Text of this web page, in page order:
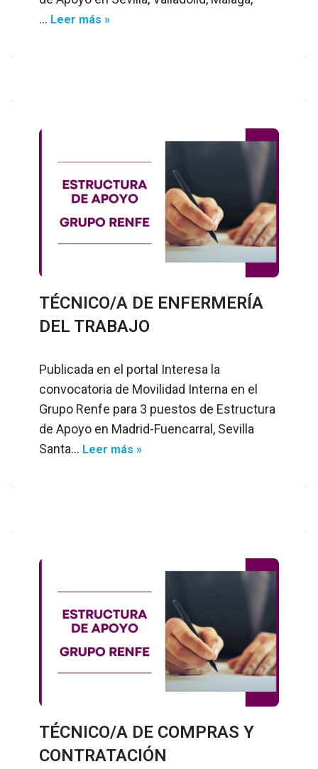
… Leer más »
TÉCNICO/A DE ENFERMERÍA
DEL TRABAJO
Publicada en el portal Interesa la
convocatoria de Movilidad Interna en el
Grupo Renfe para 3 puestos de Estructura
de Apoyo en Madrid-Fuencarral, Sevilla
Santa… Leer más »
TÉCNICO/A DE COMPRAS Y
CONTRATACIÓN